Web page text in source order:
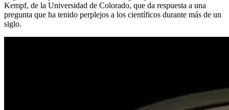
Kempf, de la Universidad de Colorado, que da respuesta a una
pregunta que ha tenido perplejos a los científicos durante más de un
siglo.